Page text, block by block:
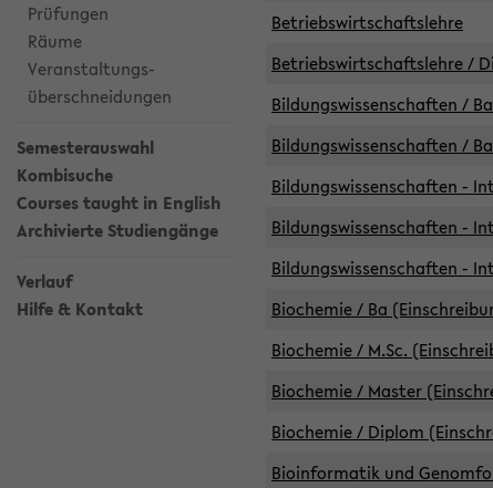
Prüfungen
Räume
Veranstaltungs-
überschneidungen
Semesterauswahl
Kombisuche
Courses taught in English
Archivierte Studiengänge
Verlauf
Hilfe & Kontakt
Betriebswirtschaftslehre
Betriebswirtschaftslehre /
Bildungswissenschaften /
Bildungswissenschaften /
Bildungswissenschaften -
Bildungswissenschaften -
Bildungswissenschaften -
Biochemie / Ba
Biochemie / M.Sc.
Biochemie / Master
Biochemie / Diplom
Bioinformatik und